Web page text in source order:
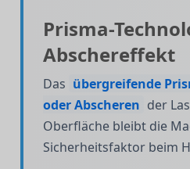
Prisma-
Abschereffekt
Das übergreifende
oder Abscheren der
Oberfläche bleibt die
Sicherheitsfaktor beim